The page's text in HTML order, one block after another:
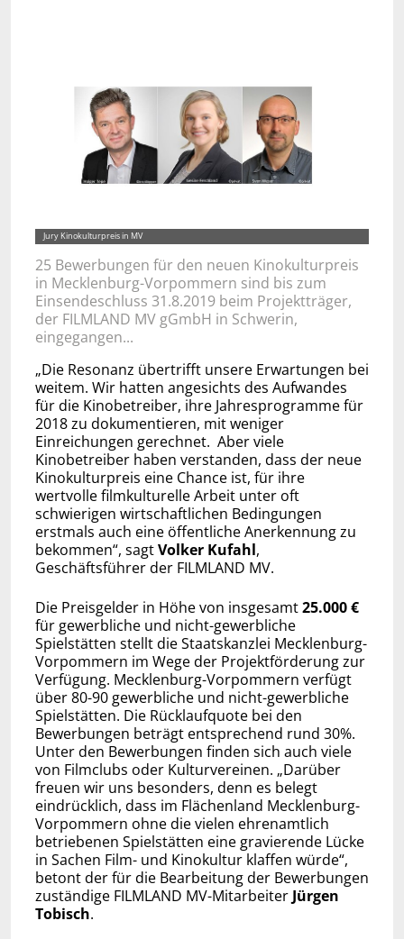
Jury Kinokulturpreis in MV
25 Bewerbungen für den neuen Kinokulturpreis
in Mecklenburg-Vorpommern sind bis zum
Einsendeschluss 31.8.2019 beim Projektträger,
der FILMLAND MV gGmbH in Schwerin,
eingegangen...
„Die Resonanz übertrifft unsere Erwartungen bei
weitem. Wir hatten angesichts des Aufwandes
für die Kinobetreiber, ihre Jahresprogramme für
2018 zu dokumentieren, mit weniger
Einreichungen gerechnet. Aber viele
Kinobetreiber haben verstanden, dass der neue
Kinokulturpreis eine Chance ist, für ihre
wertvolle filmkulturelle Arbeit unter oft
schwierigen wirtschaftlichen Bedingungen
erstmals auch eine öffentliche Anerkennung zu
bekommen“, sagtVolker Kufahl,
Geschäftsführer der FILMLAND MV.
Die Preisgelder in Höhe von insgesamt25.000 €
für gewerbliche und nicht-gewerbliche
Spielstätten stellt die Staatskanzlei Mecklenburg-
Vorpommern im Wege der Projektförderung zur
Verfügung. Mecklenburg-Vorpommern verfügt
über 80-90 gewerbliche und nicht-gewerbliche
Spielstätten. Die Rücklaufquote bei den
Bewerbungen beträgt entsprechend rund 30%.
Unter den Bewerbungen finden sich auch viele
von Filmclubs oder Kulturvereinen. „Darüber
freuen wir uns besonders, denn es belegt
eindrücklich, dass im Flächenland Mecklenburg-
Vorpommern ohne die vielen ehrenamtlich
betriebenen Spielstätten eine gravierende Lücke
in Sachen Film- und Kinokultur klaffen würde“,
betont der für die Bearbeitung der Bewerbungen
zuständige FILMLAND MV-Mitarbeiter Jürgen
Tobisch.